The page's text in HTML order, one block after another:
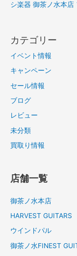
シ楽器 御茶ノ水本
カテゴリー
イベント情報
キャンペーン
セール情報
ブログ
レビュー
未分類
買取り情報
店舗一覧
御茶ノ水本店
HARVEST GUITARS
ウインドパル
御茶ノ水FINEST